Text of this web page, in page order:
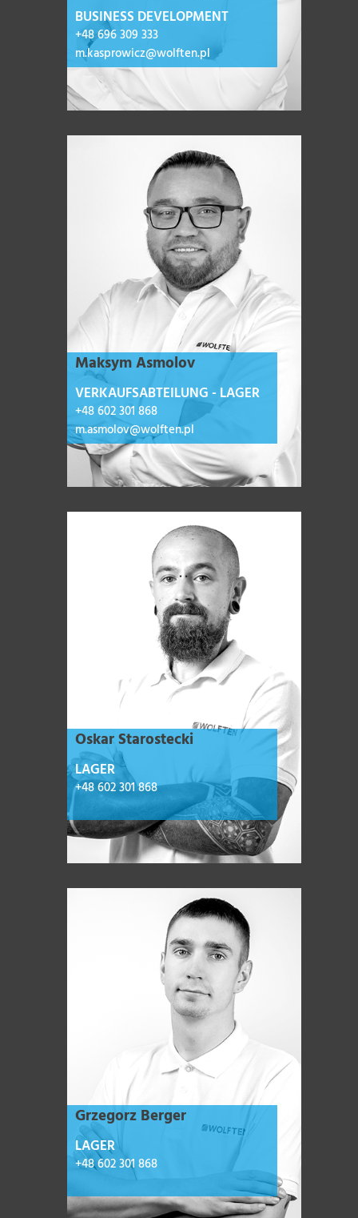
BUSINESS DEVELOPMENT
+48 696 309 333
m.kasprowicz@wolften.pl
Maksym Asmolov
VERKAUFSABTEILUNG - LAGER
+48 602 301 868
m.asmolov@wolften.pl
Oskar Starostecki
LAGER
+48 602 301 868
Grzegorz Berger
LAGER
+48 602 301 868